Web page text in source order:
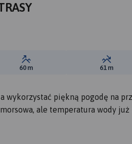
Suma przewyższeń:
60 m Suma
61 m
wykorzystać piękną pogodę na
ale temperatura wody